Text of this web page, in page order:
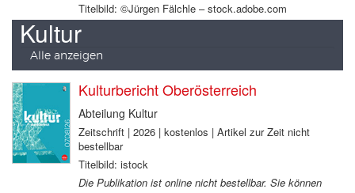
Titelbild: ©Jürgen Fälchle – stock.adobe.com
Kultur
Alle anzeigen
Kulturbericht Oberösterreich
Abteilung Kultur
Zeitschrift | 2026 | kostenlos | Artikel zur Zeit nicht
bestellbar
Titelbild: istock
Die Publikation ist online nicht bestellbar. Sie können